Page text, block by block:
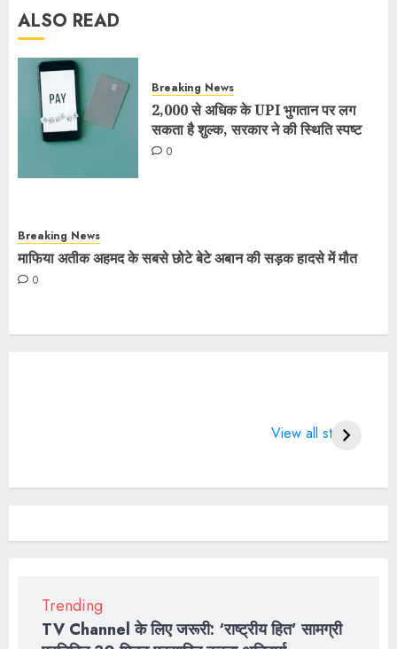
ALSO READ
Breaking News
2,000 से अधिक के UPI भुगतान पर लग
सकता है शुल्क, सरकार ने की स्थिति स्पष्ट
0
Breaking News
माफिया अतीक अहमद के सबसे छोटे बेटे अबान की सड़क हादसे में मौत
0
View all stories
SPORTS QUOTES
Trending
TV Channel के लिए जरूरी: ‘राष्ट्रीय हित’ सामग्री